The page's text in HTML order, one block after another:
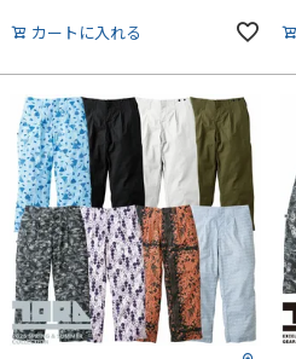
現場の必需アイテム（左右1セッ
カートに入れる